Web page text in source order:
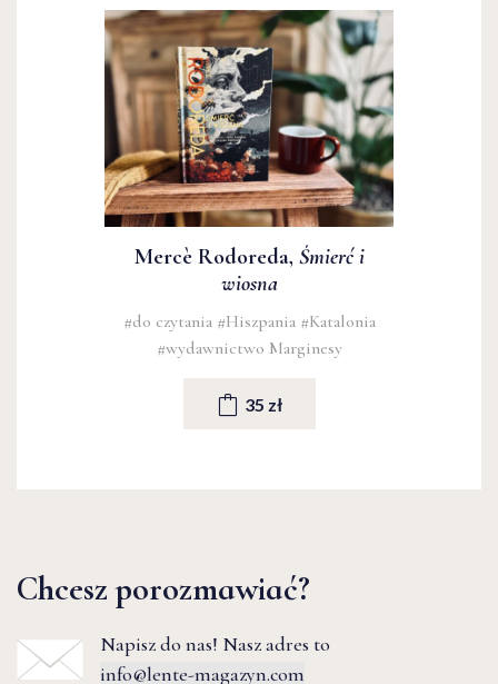
Mercè Rodoreda, Śmierć i
wiosna
#do czytania #Hiszpania #Katalonia
#wydawnictwo Marginesy
35 zł
Chcesz porozmawiać?
Napisz do nas! Nasz adres to
info@lente-magazyn.com